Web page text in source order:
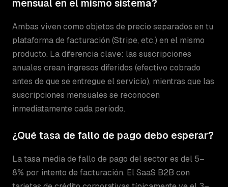
mensual en el mismo sistema?
Ambas viven como objetos de precio separados en tu
plataforma de facturación (Stripe, etc.) en el mismo
producto. La diferencia clave: las suscripciones
anuales crean ingresos diferidos (efectivo cobrado
antes de que se entregue el servicio), mientras que las
suscripciones mensuales se reconocen
inmediatamente cada período.
¿Qué tasa de fallo de pago debo esperar?
La tasa media de fallo de pago del sector es del 5–
8% por intento de facturación. El SaaS B2B con